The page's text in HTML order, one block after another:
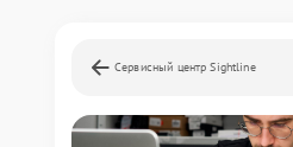
Сервисный центр Sightline